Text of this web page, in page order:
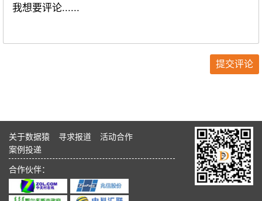
关于数据猿 寻求报道
活动合作
案例投递
合作伙伴：